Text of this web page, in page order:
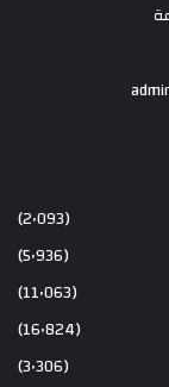
(2٬093)
(5٬936)
(11٬063)
(16٬824)
(3٬306)